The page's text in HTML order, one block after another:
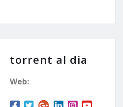
torrent al dia
Web: